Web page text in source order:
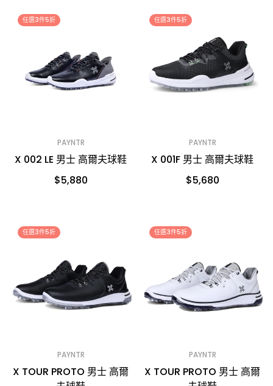
任選3件5折
PAYNTR
X 002 LE 男士 高爾夫球鞋
$5,880
任選3件5折
PAYNTR
X 001F 男士 高爾夫球鞋
$5,680
任選3件5折
PAYNTR
X TOUR PROTO 男士 高爾
任選3件5折
PAYNTR
X TOUR PROTO 男士 高爾